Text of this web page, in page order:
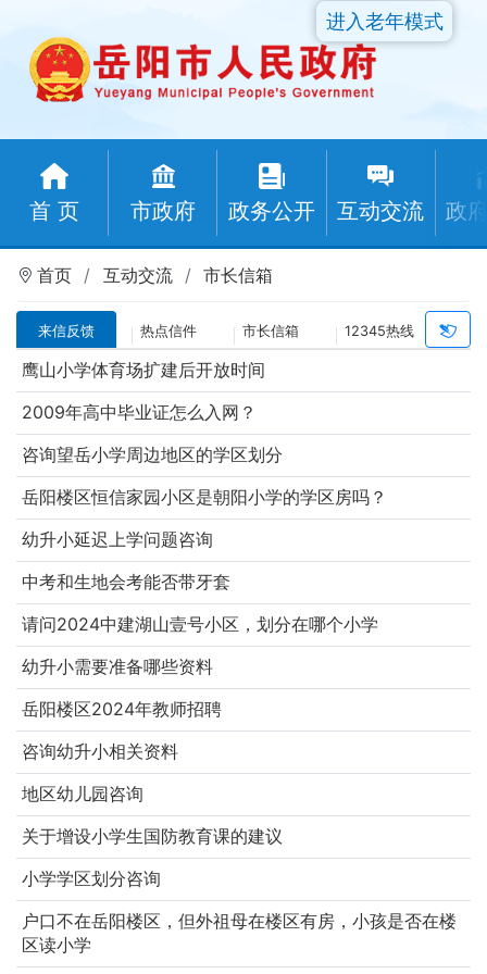
首 页 市政府 政务公开 互动交流 政
进入老年模式
首页 互动交流 市长信箱
来信反馈 热点信件 市长信箱 12345热线
鹰山小学体育场扩建后开放时间
2009年高中毕业证怎么入网？
咨询望岳小学周边地区的学区划分
岳阳楼区恒信家园小区是朝阳小学的学区房吗？
幼升小延迟上学问题咨询
中考和生地会考能否带牙套
请问2024中建湖山壹号小区，划分在哪个小学
幼升小需要准备哪些资料
岳阳楼区2024年教师招聘
咨询幼升小相关资料
地区幼儿园咨询
关于增设小学生国防教育课的建议
小学学区划分咨询
户口不在岳阳楼区，但外祖母在楼区有房，小孩是否在楼
区读小学